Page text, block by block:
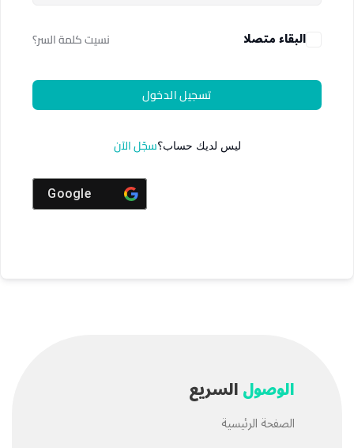
البقاء متصلا نسيت كلمة السر؟
تسجيل الدخول
ليس لديك حساب؟سجّل الآن
Google
الوصولالسريع
الصفحة الرئيسية